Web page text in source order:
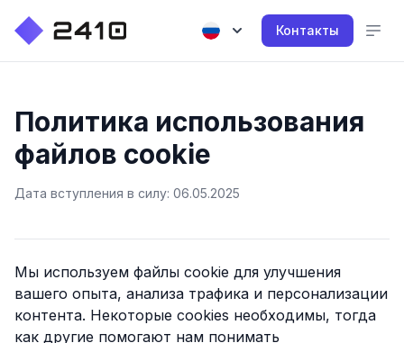
Контакты
Политика использования
файлов cookie
Дата вступления в силу: 06.05.2025
Мы используем файлы cookie для улучшения
вашего опыта, анализа трафика и персонализации
контента. Некоторые cookies необходимы, тогда
как другие помогают нам понимать